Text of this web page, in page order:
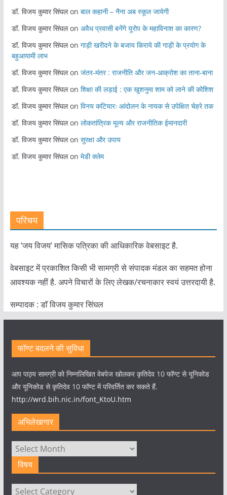
डॉ. विजय कुमार सिंघलon बाल कहानी – नैना अब स्कूल जायेगी
डॉ. विजय कुमार सिंघलon अवैध प्रवासी बनेंगे यूरोप के महाविनाश का कारण?
डॉ. विजय कुमार सिंघलon गाड़ी खरीदने के बजाय किराये की गाड़ी के प्रयोग के
बहुआयामी लाभ
डॉ. विजय कुमार सिंघलon जंतर-मंतर : राजनीति और जन-आक्रोश का ताना-बाना
डॉ. विजय कुमार सिंघलon शिक्षा की लड़ाई : एक खुशनुमा शाम को लाने की कोशिश
डॉ. विजय कुमार सिंघलon विनय कटियारः आंदोलन के नायक से उपेक्षित चेहरे तक
डॉ. विजय कुमार सिंघलon लोकतांत्रिक मूल्य और राजनीतिक ईमानदारी
डॉ. विजय कुमार सिंघलon सुरक्षा और उपाय
डॉ. विजय कुमार सिंघलon मेडी क्लेम
परिचय
यह ‘जय विजय’ मासिक पत्रिका की आधिकारिक वेबसाइट है.
वेबसाइट में प्रकाशित किसी भी सामग्री से संपादक मंडल का सहमत होना
आवश्यक नहीं है. अपने विचारों के लिए लेखक/रचनाकार स्वयं उत्तरदायी है.
सम्पादक : डाॅ विजय कुमार सिंघल
फॉण्ट बदलने की सुविधा
आप पाठ्य सामग्री को निम्नलिखित वेबपेज खोलकर कृतिदेव 10 फॉण्ट से यूनिकोड
और यूनिकोड से कृतिदेव 10 फॉण्ट में परिवर्तित कर सकते हैं.
http://wrd.bih.nic.in/font_KtoU.htm
अभिलेखागार
अभिलेखागार
विषय
विषय